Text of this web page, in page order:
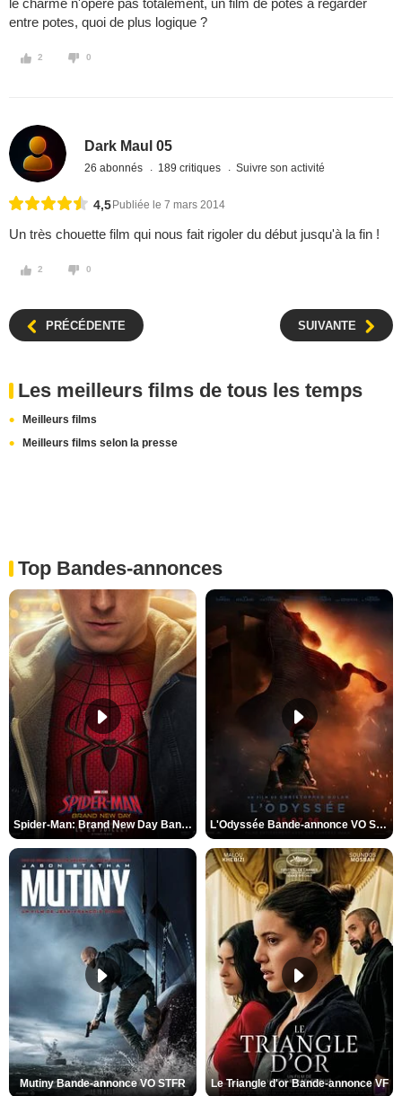
le charme n'opère pas totalement, un film de potes à regarder
entre potes, quoi de plus logique ?
2 0
Dark Maul 05
26 abonnés 189 critiques Suivre son activité
4,5 Publiée le 7 mars 2014
Un très chouette film qui nous fait rigoler du début jusqu'à la fin !
2 0
PRÉCÉDENTE SUIVANTE
Les meilleurs films de tous les temps
Meilleurs films
Meilleurs films selon la presse
Top Bandes-annonces
Spider-Man: Brand New Day Bande-annonce VO STFR L'Odyssée Bande-annonce VO STFR
Mutiny Bande-annonce VO STFR Le Triangle d'or Bande-annonce VF